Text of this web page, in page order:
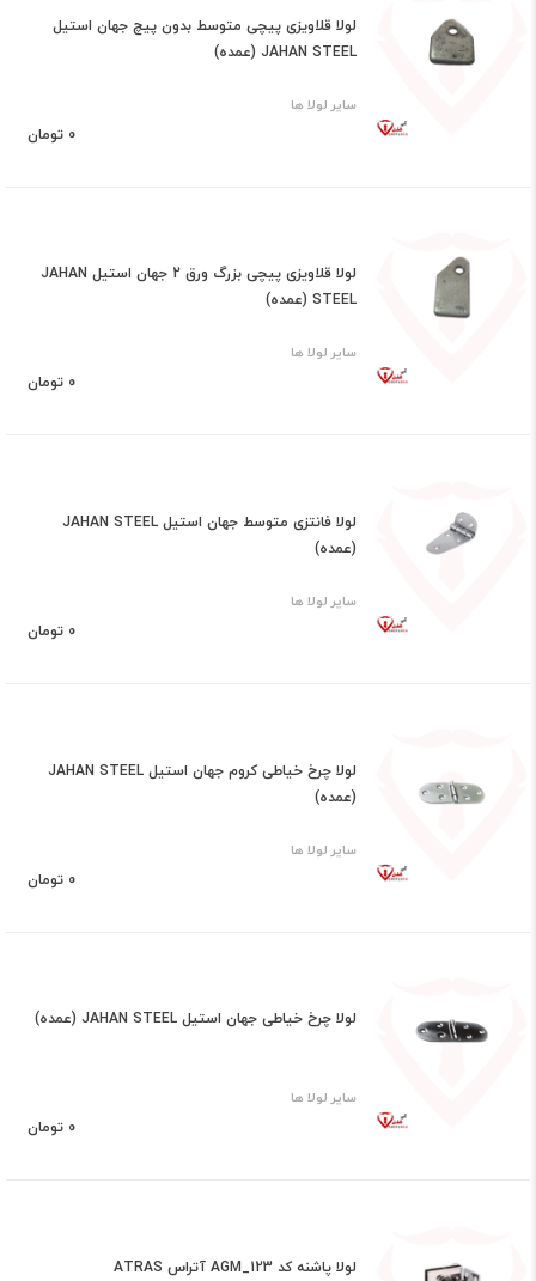
لولا قلاویزی پیچی متوسط بدون پیچ جهان استیل
JAHAN STEEL (عمده)
سایر لولا ها
0 تومان
لولا قلاویزی پیچی بزرگ ورق 2 جهان استیل JAHAN
STEEL (عمده)
سایر لولا ها
0 تومان
لولا فانتزی متوسط جهان استیل JAHAN STEEL
(عمده)
سایر لولا ها
0 تومان
لولا چرخ خیاطی کروم جهان استیل JAHAN STEEL
(عمده)
سایر لولا ها
0 تومان
لولا چرخ خیاطی جهان استیل JAHAN STEEL (عمده)
سایر لولا ها
0 تومان
لولا پاشنه کد AGM_123 آتراس ATRAS